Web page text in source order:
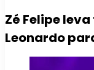
Zé Felipe
Leonardo